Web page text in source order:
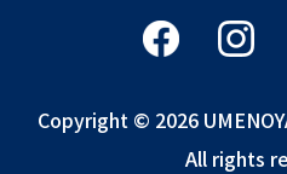
Copyright © 2026
All rights